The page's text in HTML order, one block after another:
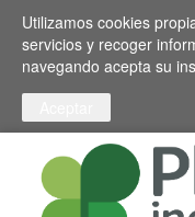
Pasar al contenido principal
Toggle high contrast
Utilizamos cookies
servicios y recoger
navegando acepta su